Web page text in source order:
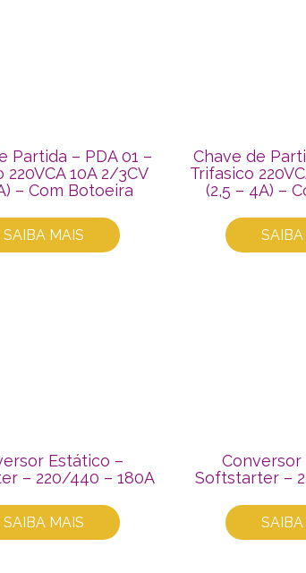
Partida – PDA 01 –
220VCA 10A 2/3CV
– Com Botoeira
SAIBA MAIS
Chave de
Trifasico
(2,5 – 4A) –
Estático –
– 220/440 – 180A
SAIBA MAIS
Conversor
Softstarter –